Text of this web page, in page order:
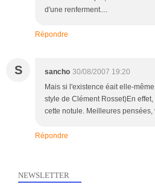
d'une renferment....
Répondre
S sancho 30/08/2007 19:20
Mais si l'existence éait elle-
style de Clément Rosset)En
cette notule. Meilleures pensées,
Répondre
NEWSLETTER